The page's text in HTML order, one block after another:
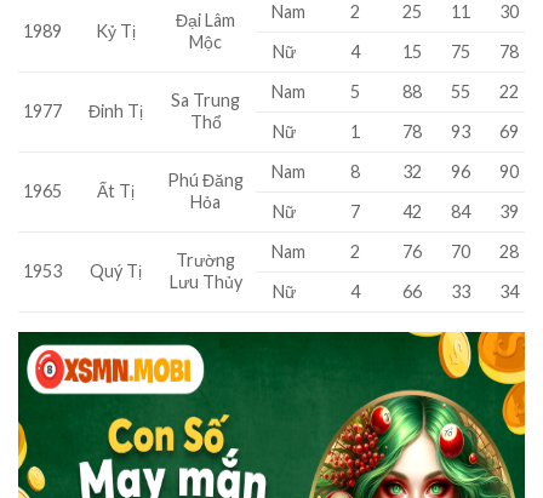
1989 Kỷ Tị
Đại Lâm
Mộc
Nam 2 25 11
30
Nữ
4 15 75 78
1977 Đinh Tị
Sa Trung
Thổ
Nam 5 88 55
22
Nữ
1 78 93 69
1965 Ất Tị
Phú Đăng
Hỏa
Nam 8 32 96
90
Nữ
7 42 84 39
1953 Quý Tị
Trường
Lưu Thủy
Nam 2 76 70
28
Nữ
4 66 33 34